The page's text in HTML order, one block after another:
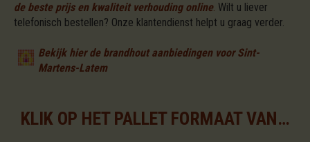
de beste prijs en kwaliteit verhouding online. Wilt u liever
telefonisch bestellen? Onze klantendienst helpt u graag verder.
Bekijk hier de brandhout aanbiedingen voor Sint-
Martens-Latem
KLIK OP HET PALLET FORMAAT VAN UW KEUZE VOOR DE BESCHIKBARE ASSORTIMENTEN